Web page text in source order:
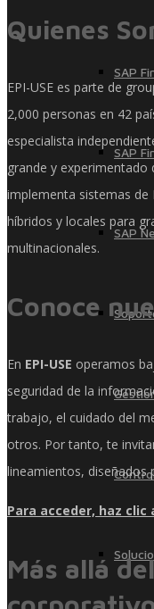
SAP
SAP
SAP
Quienes
EPI-USE es parte de
2,000 personas en 42
especialista
grande y experimentado
implementa sistemas de
híbridos y locales para
multinacionales.
Conoce
En EPI-USE operamos
seguridad de la
trabajo, el cuidado del
otros. Por tanto, te
lineamientos, diseñados
Para acceder, haz clic
Más allá